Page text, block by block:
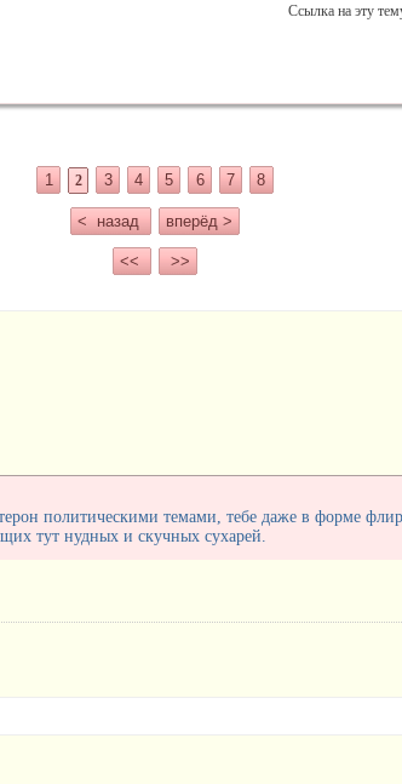
Ссылка на эту
1 2 3 4 5 6 7 8
< назад вперёд >
<< >>
политическими темами, тебе даже в форме
тут нудных и скучных сухарей.